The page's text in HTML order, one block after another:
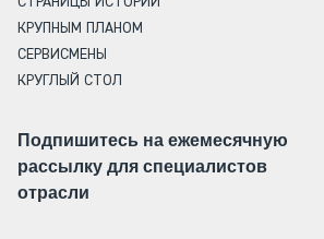
КРУПНЫМ ПЛАНОМ
СЕРВИСМЕНЫ
КРУГЛЫЙ СТОЛ
Подпишитесь на ежемесячную
рассылку для специалистов
отрасли